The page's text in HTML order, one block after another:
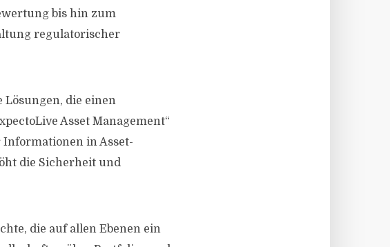
bis hin zum
regulatorischer
die einen
Asset Management“
in Asset-
die Sicherheit und
die auf allen Ebenen ein